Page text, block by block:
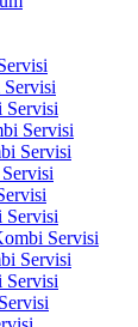
Servisi
Servisi
Servisi
Servisi
Servisi
Servisi